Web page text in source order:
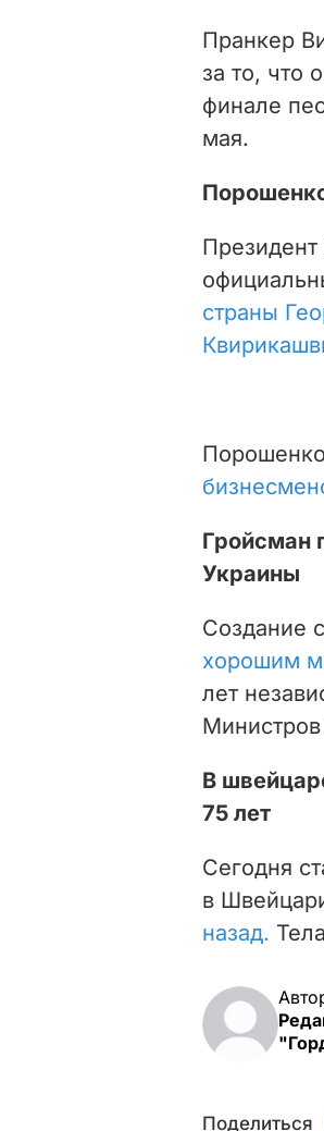
Пранкер
за то, что
финале
мая.
страны
Гройсман
Украины
Создание
хорошим
лет
В
75 лет
Сегодня
в
назад.
Поделиться